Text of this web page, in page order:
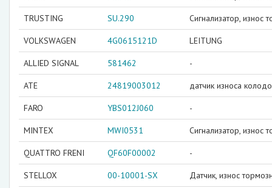
TRUSTING SU.290 Сигнализатор, износ
VOLKSWAGEN 4G0615121D LEITUNG
ALLIED SIGNAL 581462 -
ATE 24819003012 датчик износа
FARO YBS012J060 -
MINTEX MWI0531 Сигнализатор, износ
QUATTRO FRENI QF60F00002 -
STELLOX 00-10001-SX Датчик, износ